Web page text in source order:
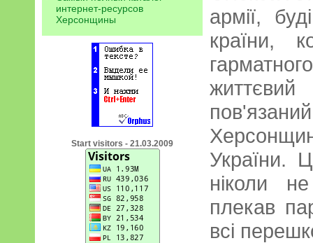
интернет-ресурсов
Херсонщины
Start visitors - 21.03.2009
армії,
країни,
України.
ніколи
плекав
всі